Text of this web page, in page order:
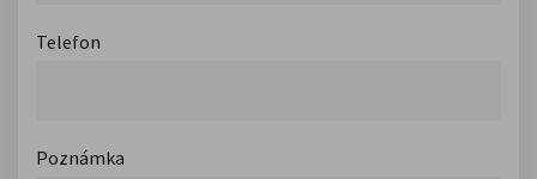
Telefon
Poznámka